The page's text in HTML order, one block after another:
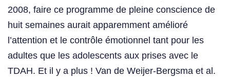
2008, faire ce programme de pleine conscience de
huit semaines aurait apparemment amélioré
l’attention et le contrôle émotionnel tant pour les
adultes que les adolescents aux prises avec le
TDAH. Et il y a plus ! Van de Weijer-Bergsma et al.